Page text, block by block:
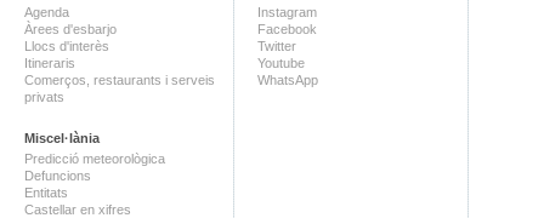
Agenda
Àrees d'esbarjo
Llocs d'interès
Itineraris
Comerços, restaurants i serveis
privats
Miscel·lània
Predicció meteorològica
Defuncions
Entitats
Castellar en xifres
Instagram
Facebook
Twitter
Youtube
WhatsApp